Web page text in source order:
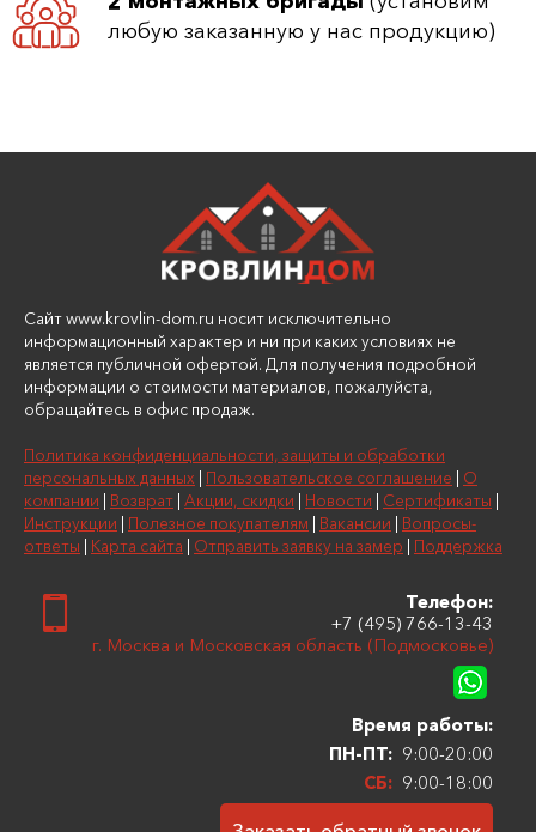
любую заказанную у нас продукцию)
Сайт www.krovlin-dom.ru носит исключительно
информационный характер и ни при каких условиях не
является публичной офертой. Для получения подробной
информации о стоимости материалов, пожалуйста,
обращайтесь в офис продаж.
Политика конфиденциальности, защиты и обработки
персональных данных
Пользовательское соглашение
О
компании
Возврат Акции, скидки Новости Сертификаты
Инструкции
Полезное покупателям Вакансии
Вопросы-
ответы
Карта сайта Отправить заявку на замер Поддержка
Телефон:
+7 (495) 766-13-43
г. Москва и Московская область (Подмосковье)
Время работы:
ПН-ПТ: 9:00-20:00
СБ: 9:00-18:00